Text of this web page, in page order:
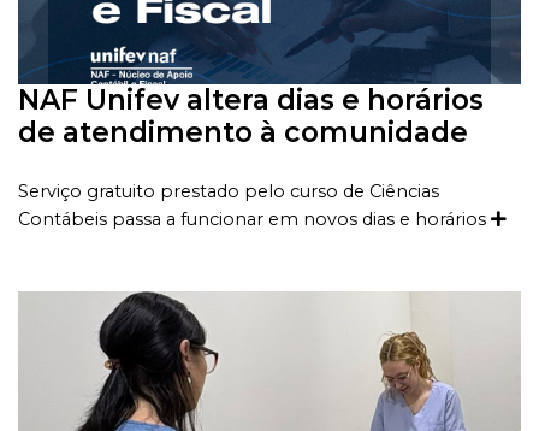
NAF Unifev altera dias e horários
de atendimento à comunidade
Serviço gratuito prestado pelo curso de Ciências
Contábeis passa a funcionar em novos dias e horários